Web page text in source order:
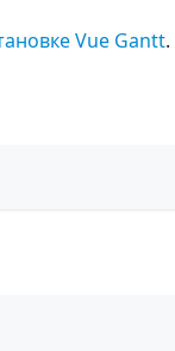
Vue Gantt.